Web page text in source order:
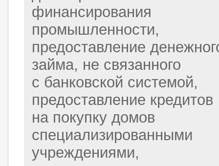
финансирования
промышленности,
предоставление
займа, не связанного
с банковской системой,
предоставление кредитов
на покупку домов
специализированными
учреждениями,